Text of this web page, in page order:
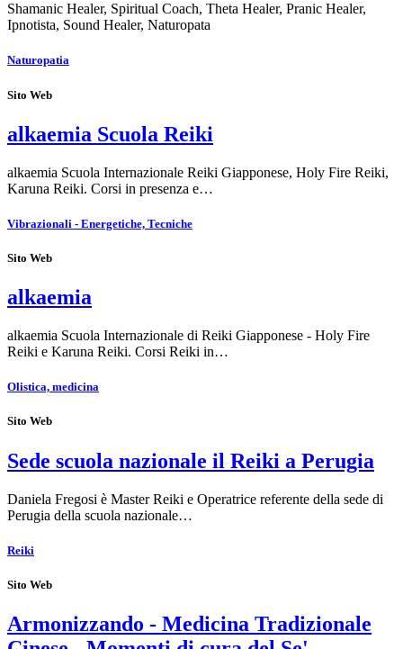
Shamanic Healer, Spiritual Coach, Theta Healer, Pranic Healer,
Ipnotista, Sound Healer, Naturopata
Naturopatia
Sito Web
alkaemia Scuola Reiki
alkaemia Scuola Internazionale Reiki Giapponese, Holy Fire Reiki,
Karuna Reiki. Corsi in presenza e…
Vibrazionali - Energetiche, Tecniche
Sito Web
alkaemia
alkaemia Scuola Internazionale di Reiki Giapponese - Holy Fire
Reiki e Karuna Reiki. Corsi Reiki in…
Olistica, medicina
Sito Web
Sede scuola nazionale il Reiki a Perugia
Daniela Fregosi è Master Reiki e Operatrice referente della sede di
Perugia della scuola nazionale…
Reiki
Sito Web
Armonizzando - Medicina Tradizionale